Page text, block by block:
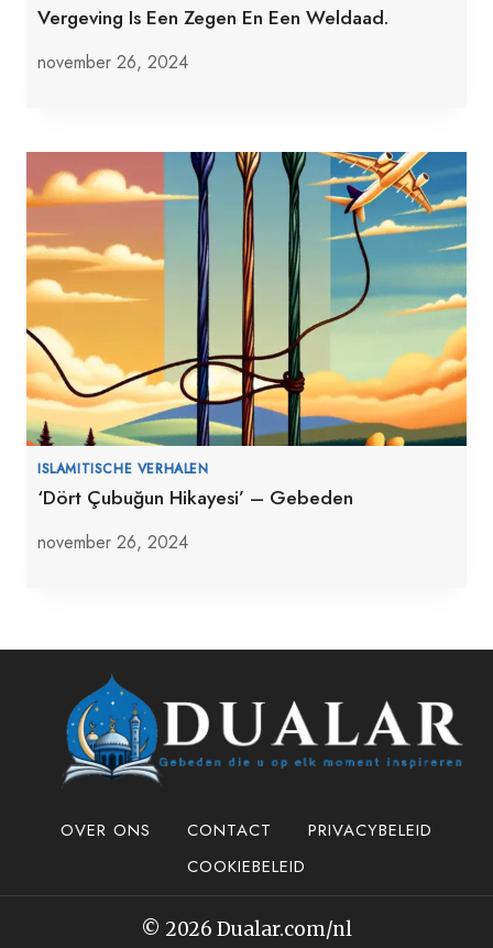
Vergeving Is Een Zegen En Een Weldaad.
november 26, 2024
ISLAMITISCHE VERHALEN
‘Dört Çubuğun Hikayesi’ – Gebeden
november 26, 2024
OVER ONS CONTACT
PRIVACYBELEID
COOKIEBELEID
© 2026 Dualar.com/nl